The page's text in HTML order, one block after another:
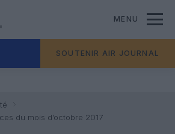
MENU
SOUTENIR AIR JOURNAL
du mois d’octobre 2017